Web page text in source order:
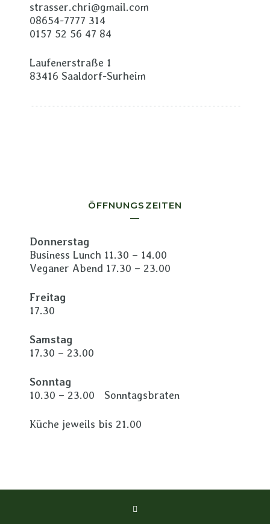
strasser.chri@gmail.com
08654-7777 314
0157 52 56 47 84
Laufenerstraße 1
83416 Saaldorf-Surheim
ÖFFNUNGSZEITEN
Donnerstag
Business Lunch 11.30 – 14.00
Veganer Abend 17.30 – 23.00
Freitag
17.30
Samstag
17.30 – 23.00
Sonntag
10.30 – 23.00 Sonntagsbraten
Küche jeweils bis 21.00